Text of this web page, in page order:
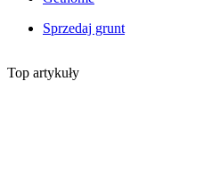
Sprzedaj grunt
Top artykuły